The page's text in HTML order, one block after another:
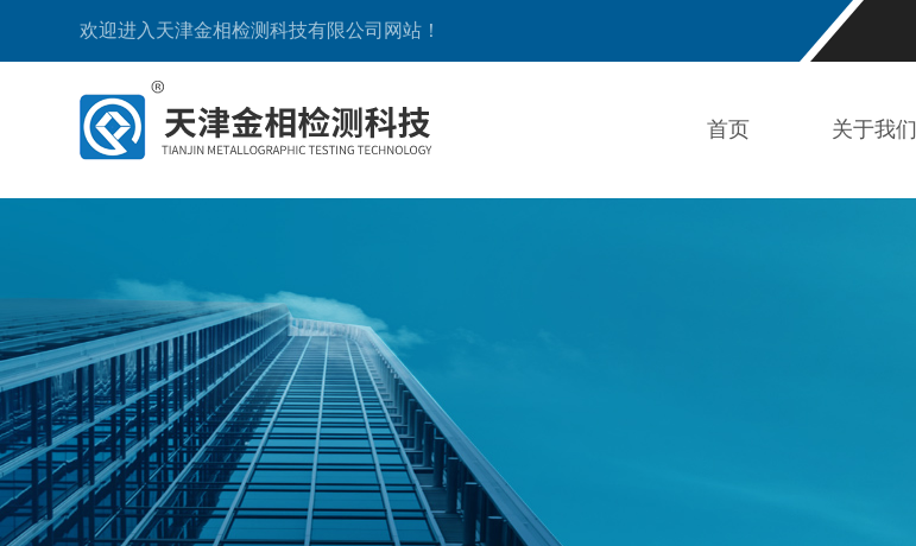
欢迎进入天津金相检测科技有限公司网站！
首页 关于我们